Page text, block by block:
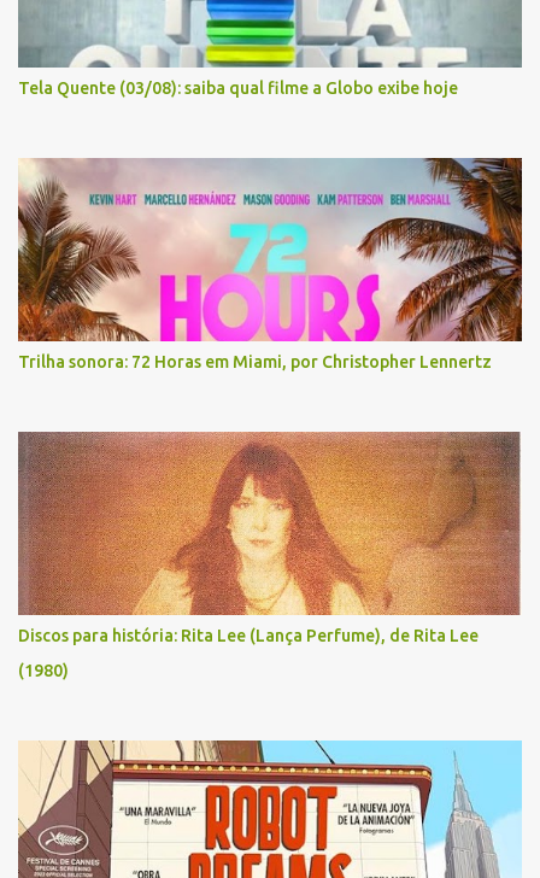
Tela Quente (03/08): saiba qual filme a Globo exibe hoje
Trilha sonora: 72 Horas em Miami, por Christopher Lennertz
Discos para história: Rita Lee (Lança Perfume), de Rita Lee
(1980)